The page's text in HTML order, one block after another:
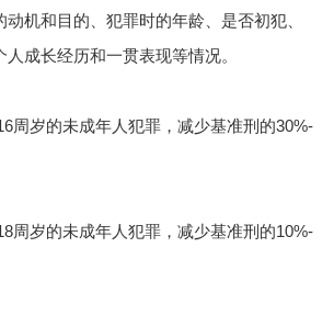
机和目的、犯罪时的年龄、是否初犯、
成长经历和一贯表现等情况。
周岁的未成年人犯罪，减少基准刑的30%-
周岁的未成年人犯罪，减少基准刑的10%-